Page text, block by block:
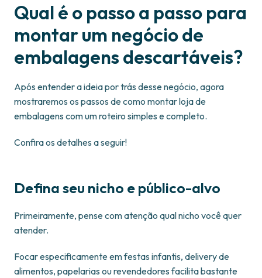
Qual é o passo a passo para
montar um negócio de
embalagens descartáveis?
Após entender a ideia por trás desse negócio, agora
mostraremos os passos de como montar loja de
embalagens com um roteiro simples e completo.
Confira os detalhes a seguir!
Defina seu nicho e público-alvo
Primeiramente, pense com atenção qual nicho você quer
atender.
Focar especificamente em festas infantis, delivery de
alimentos, papelarias ou revendedores facilita bastante